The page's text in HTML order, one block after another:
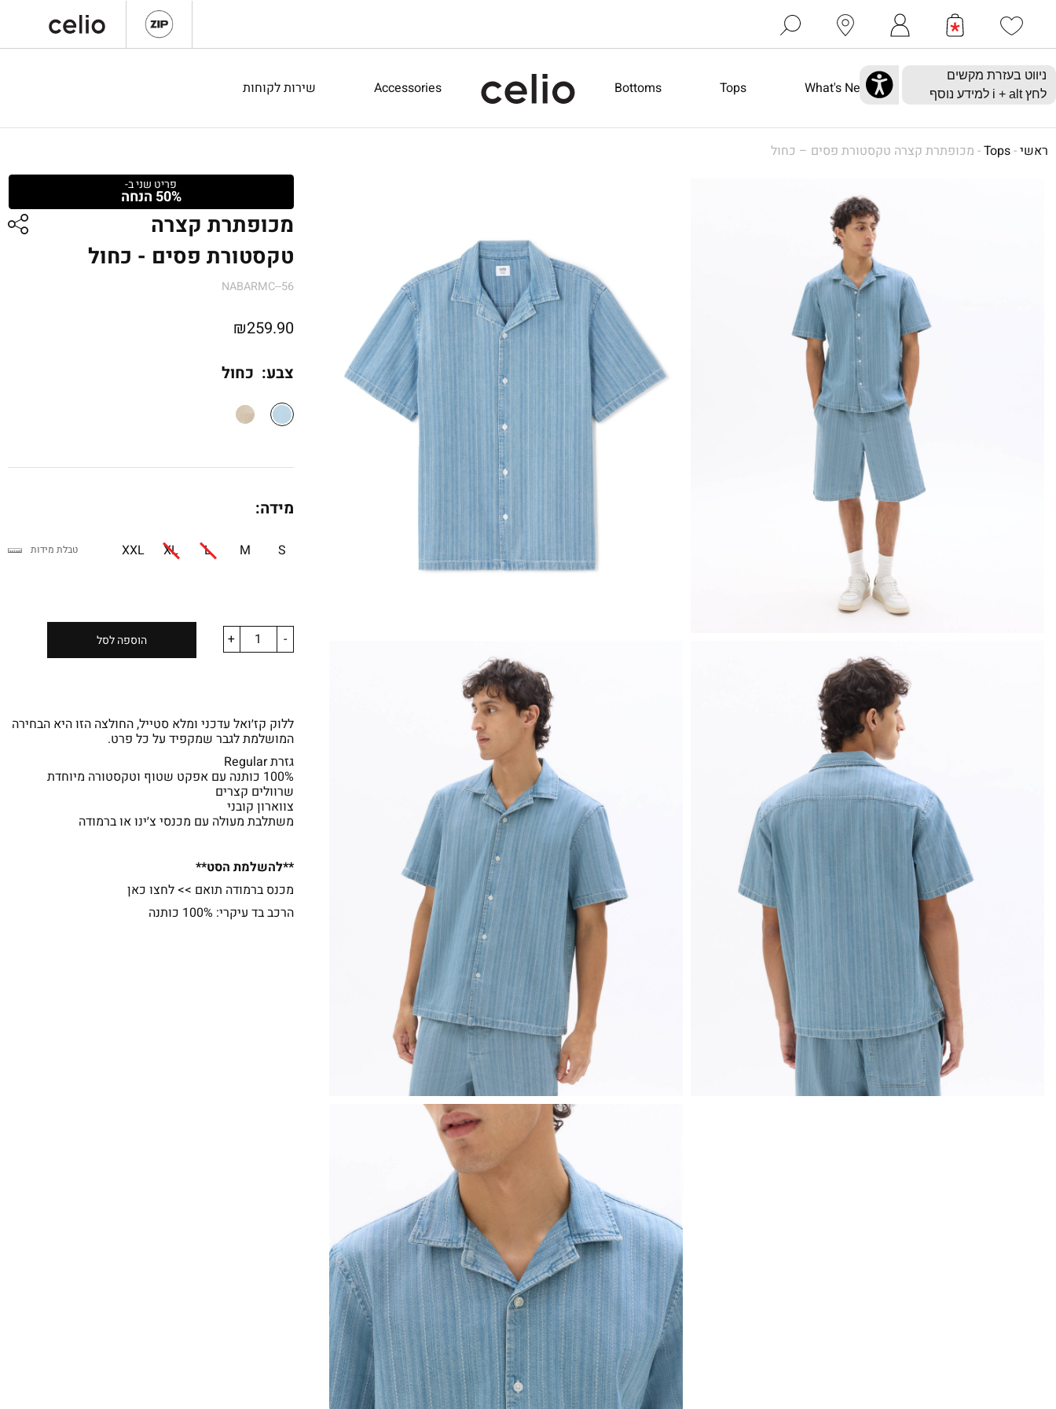
What's New
Tops
Bottoms
Accessories שירות לקוחות
ראשי-
Tops
- מכופתרת קצרה טקסטורת פסים – כחול
פריט שני ב-
50% הנחה
מכופתרת קצרה
טקסטורת פסים - כחול
NABARMC--56
₪259.90
צבע: כחול
מידה:
S
M
L
XL
XXL טבלת מידות
-
+ הוספה לסל
ללוק קז׳ואל עדכני ומלא סטייל, החולצה הזו היא הבחירה
המושלמת לגבר שמקפיד על כל פרט.
גזרת Regular
100% כותנה עם אפקט שטוף וטקסטורה מיוחדת
שרוולים קצרים
צווארון קובני
משתלבת מעולה עם מכנסי צ׳ינו או ברמודה
**להשלמת הסט**
מכנס ברמודה תואם >>לחצו כאן
הרכב בד עיקרי: 100% כותנה